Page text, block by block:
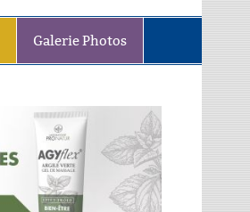
Galerie Photos